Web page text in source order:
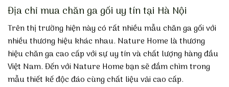
Địa chỉ mua chăn ga gối uy tín tại Hà Nội
Trên thị trường hiện này có rất nhiều mẫu chăn ga gối với
nhiều thương hiệu khác nhau. Nature Home là thương
hiệu chăn ga cao cấp với sự uy tín và chất lượng hàng đầu
Việt Nam. Đến với Nature Home bạn sẽ đắm chìm trong
mẫu thiết kế độc đáo cùng chất liệu vải cao cấp.